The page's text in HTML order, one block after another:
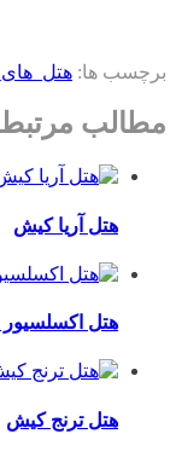
برچسب ها:
مطالب مرتبط
هتل آریا کیش
هتل
هتل ترنج کیش